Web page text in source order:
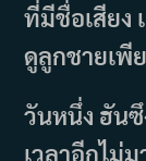
ที่มีชื่อเสียง
ดูลูกชายเพี
วันหนึ่ง ฮันซึ
เวลาอีกไม่